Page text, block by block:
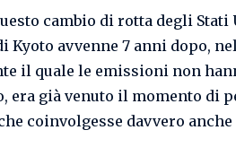
cambio di rotta degli
Kyoto avvenne 7 anni dopo,
il quale le emissioni non
era già venuto il momento di
coinvolgesse davvero